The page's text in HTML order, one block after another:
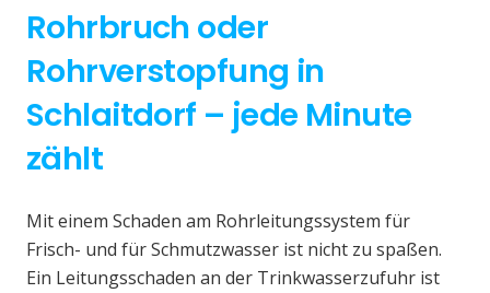
Rohrbruch oder
Rohrverstopfung in
Schlaitdorf – jede Minute
zählt
Mit einem Schaden am Rohrleitungssystem für
Frisch- und für Schmutzwasser ist nicht zu spaßen.
Ein Leitungsschaden an der Trinkwasserzufuhr ist